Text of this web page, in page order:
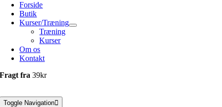
Forside
Butik
Kurser/Træning
Træning
Kurser
Om os
Kontakt
Fragt fra39kr
Toggle Navigation